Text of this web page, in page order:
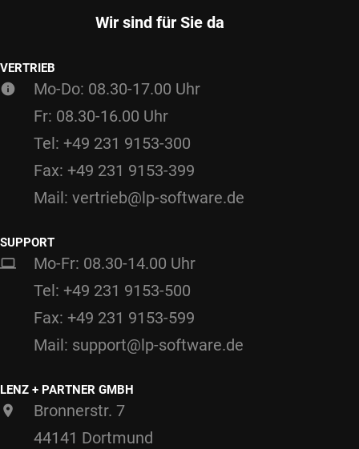
Wir sind für Sie da
VERTRIEB
Mo-Do: 08.30-17.00 Uhr
Fr: 08.30-16.00 Uhr
Tel: +49 231 9153-300
Fax: +49 231 9153-399
Mail: vertrieb@lp-software.de
SUPPORT
Mo-Fr: 08.30-14.00 Uhr
Tel: +49 231 9153-500
Fax: +49 231 9153-599
Mail: support@lp-software.de
LENZ + PARTNER GMBH
Bronnerstr. 7
44141 Dortmund